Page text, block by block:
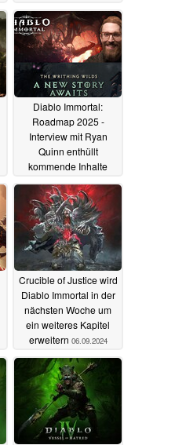
Builds und Loot
24.09.2025
Diablo Immortal:
Roadmap 2025 -
Interview mit Ryan
Quinn enthüllt
kommende Inhalte
19.03.2025
Crucible of Justice wird
Diablo Immortal in der
nächsten Woche um
ein weiteres Kapitel
erweitern 06.09.2024